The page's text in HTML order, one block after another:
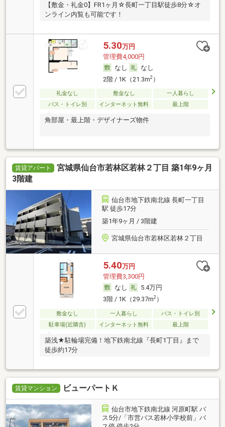
【敷金・礼金0】FR1ヶ月☆長町一丁目駅徒歩8分☆オ
ンライン内覧も可能です！
5.30万円
管理費4,000円
なし
なし
2階 / 1K（21.3m2）
礼金なし 敷金なし
一人暮らし
バス・トイレ別
インターネット無料 最上階
角部屋・最上階・デザイナーズ物件
賃貸アパート
宮城県仙台市若林区若林２丁目 築1年9ヶ月
3階建
仙台市地下鉄南北線 長町一丁目
駅 徒歩17分
築1年9ヶ月 / 3階建
宮城県仙台市若林区若林２丁目
5.40万円
管理費3,300円
なし
5.4万円
3階 / 1K（29.37m2）
敷金なし 一人暮らし
バス・トイレ別
駐車場(近隣含)
インターネット無料 最上階
築浅★駐輪場完備！地下鉄南北線『長町1丁目』まで
徒歩約17分
賃貸マンション ビューパートＫ
仙台市地下鉄南北線 河原町駅 バ
ス5分/「市営バス若林小学校前」バ